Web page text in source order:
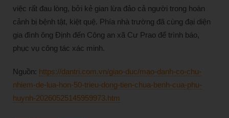
việc rất đau lòng, bởi kẻ gian lừa đảo cả người trong hoàn
cảnh bị bệnh tật, kiệt quệ. Phía nhà trường đã cùng đại diện
gia đình ông Định đến Công an xã Cư Prao để trình báo,
phục vụ công tác xác minh.
Nguồn: https://dantri.com.vn/giao-duc/mao-danh-co-chu-
nhiem-de-lua-hon-50-trieu-dong-tien-chua-benh-cua-phu-
huynh-20260525145959973.htm